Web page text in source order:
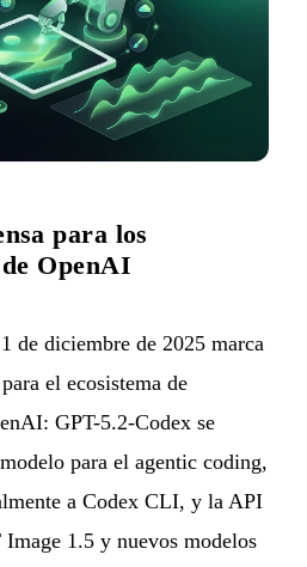
para los
OpenAI
de diciembre de 2025 marca
el ecosistema de
GPT-5.2-Codex se
para el agentic coding,
a Codex CLI, y la API
Image 1.5 y nuevos modelos